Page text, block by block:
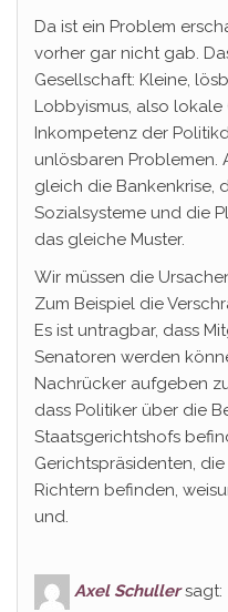
Da ist ein Problem
vorher gar nicht gab.
Gesellschaft: Kleine,
Lobbyismus, also
Inkompetenz der
unlösbaren Problemen.
gleich die Bankenkrise,
Sozialsysteme und die
das gleiche Muster.
Wir müssen die
Zum Beispiel die
Es ist untragbar, dass
Senatoren werden
Nachrücker aufgeben
dass Politiker über die
Staatsgerichtshofs
Gerichtspräsidenten,
Richtern befinden,
und.
Axel Schuller sagt: